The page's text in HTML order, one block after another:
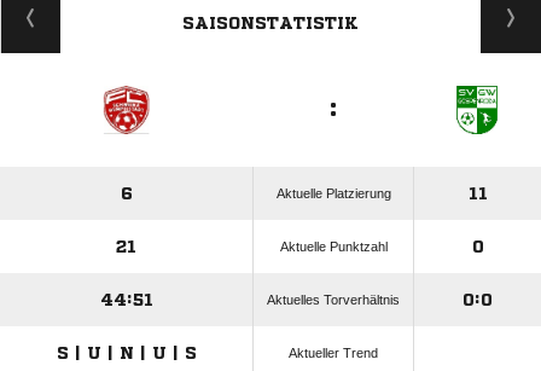
SAISONSTATISTIK
:
6 Aktuelle Platzierung 11
21 Aktuelle Punktzahl 0
44:51 Aktuelles Torverhältnis 0:0
S | U | N | U | S Aktueller Trend